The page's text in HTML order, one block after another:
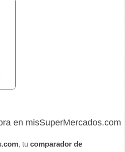
en misSuperMercados.com
, tucomparador de